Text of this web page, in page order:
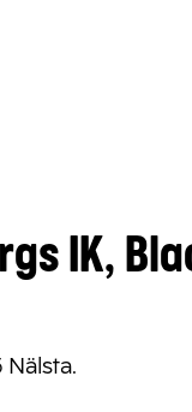
IK,
Nälsta.